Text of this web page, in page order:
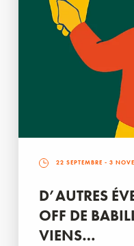
22 SEPTEMBRE - 3
D’AUTRES
OFF DE
VIENS…